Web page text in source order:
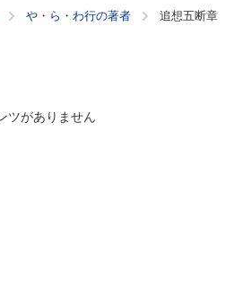
や・ら・わ行の著者 追想五断章
ツがありません